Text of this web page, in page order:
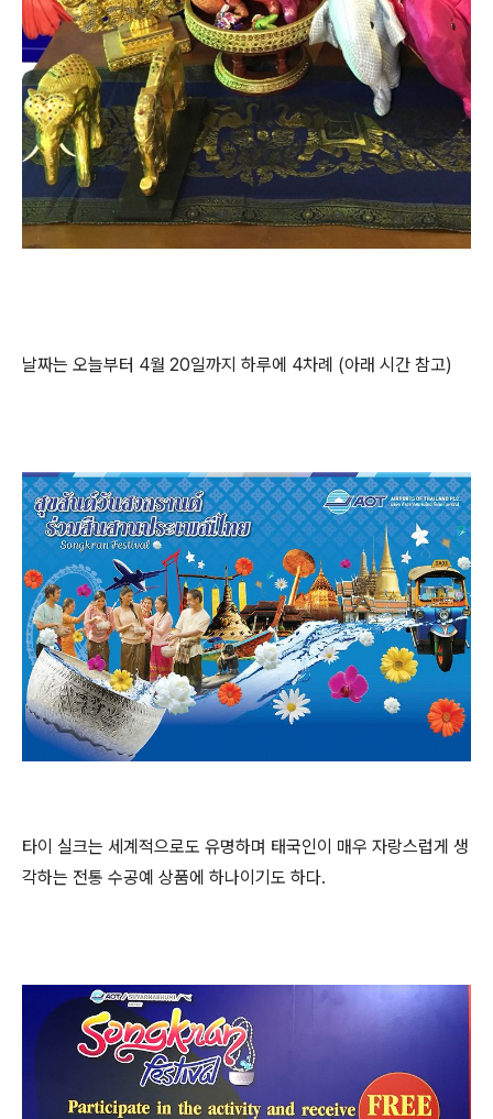
날짜는 오늘부터 4월 20일까지 하루에 4차례 (아래 시간 참고)
​타이 실크는 세계적으로도 유명하며 태국인이 매우 자랑스럽게 생
각하는 전통 수공예 상품에 하나이기도 하다.